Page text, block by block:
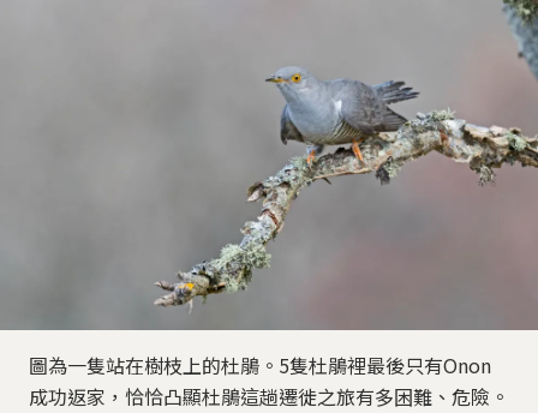
圖為一隻站在樹枝上的杜鵑。5隻杜鵑裡最後只有Onon
成功返家，恰恰凸顯杜鵑這趟遷徙之旅有多困難、危險。